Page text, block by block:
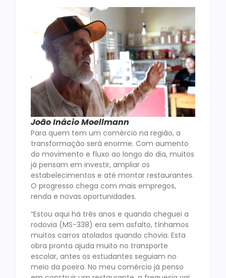
João Inácio Moellmann
Para quem tem um comércio na região, a
transformação será enorme. Com aumento
do movimento e fluxo ao longo do dia, muitos
já pensam em investir, ampliar os
estabelecimentos e até montar restaurantes.
O progresso chega com mais empregos,
renda e novas oportunidades.
“Estou aqui há três anos e quando cheguei a
rodovia (MS-338) era sem asfalto, tínhamos
muitos carros atolados quando chovia. Esta
obra pronta ajuda muito no transporte
escolar, antes os estudantes seguiam no
meio da poeira. No meu comércio já penso